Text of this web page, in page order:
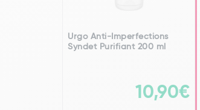
Urgo Anti-Imperfections
Syndet Purifiant 200 ml
10,90€